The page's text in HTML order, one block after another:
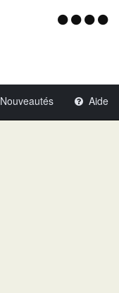
Menu
Nouveautés Aide